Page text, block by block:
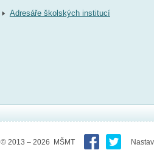
Adresáře školských institucí
© 2013 – 2026 MŠMT